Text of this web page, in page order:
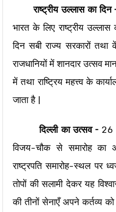
राष्ट्रीय उल्लास का दिन
भारत के लिए राष्ट्रीय
दिन सबी राज्य सरकारों तथा
राजधानियों में शानदार उत्सव
में तथा राष्ट्रिय महत्त्व के
जाता है |
दिल्ली का उत्सव – 26
विजय-चौक से समारोह का
राष्ट्रपति समारोह-स्थल पर
तोपों की सलामी देकर यह
की तीनों सेनाएँ अपने कर्तव्य